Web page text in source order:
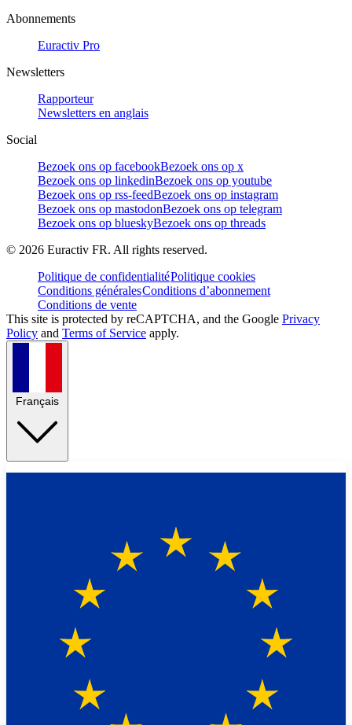
Abonnements
Euractiv Pro
Newsletters
Rapporteur
Newsletters en anglais
Social
Bezoek ons op facebookBezoek ons op x
Bezoek ons op linkedinBezoek ons op youtube
Bezoek ons op rss-feedBezoek ons op instagram
Bezoek ons op mastodonBezoek ons op telegram
Bezoek ons op blueskyBezoek ons op threads
© 2026 Euractiv FR. All rights reserved.
Politique de confidentialitéPolitique cookies
Conditions généralesConditions d’abonnement
Conditions de vente
This site is protected by reCAPTCHA, and the Google Privacy
Policy and Terms of Service apply.
Français